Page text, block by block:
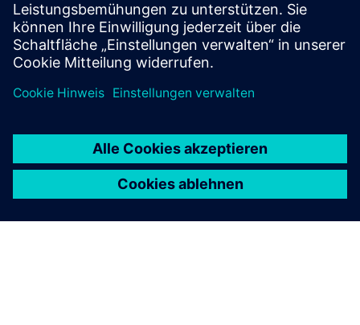
Umgebungen.
Mehr erfahren